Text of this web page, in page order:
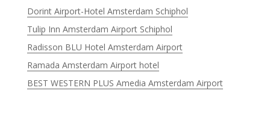
Dorint Airport-Hotel Amsterdam Schiphol
Tulip Inn Amsterdam Airport Schiphol
Radisson BLU Hotel Amsterdam Airport
Ramada Amsterdam Airport hotel
BEST WESTERN PLUS Amedia Amsterdam Airport